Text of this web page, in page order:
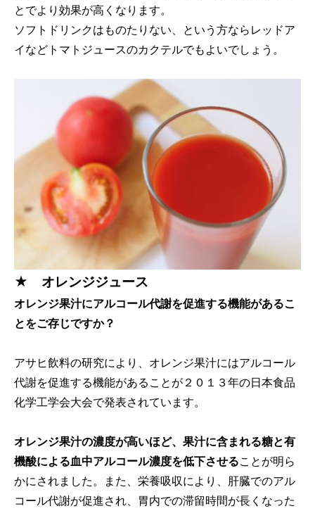
とでより効果が高くなります。
ソフトドリンクはものたりない、という方ならレッドア
イなどトマトジュースのカクテルでもよいでしょう。
★ オレンジジュース
オレンジ果汁にアルコール代謝を促進する機能があるこ
とをご存じですか？
アサヒ飲料の研究により、オレンジ果汁にはアルコール
代謝を促進する機能があることが２０１３年の日本食品
化学工学会大会で発表されています。
オレンジ果汁の濃度が高いほど、果汁に含まれる糖と有
機酸による血中アルコール濃度を低下させることが明ら
かにされました。また、栄養吸収により、肝臓でのアル
コール代謝が促進され、胃内での滞留時間が長くなった